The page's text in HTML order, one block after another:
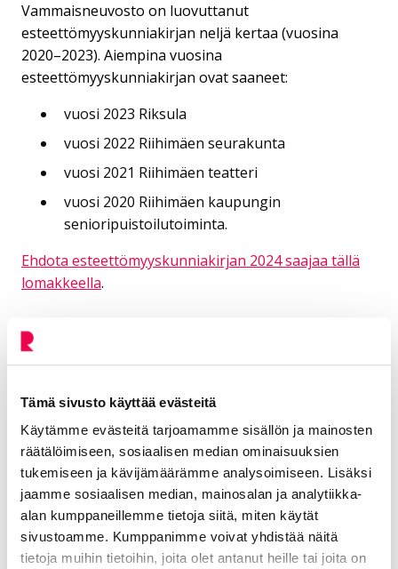
Tämä sivusto käyttää evästeitä
Käytämme evästeitä tarjoamamme sisällön ja mainosten
räätälöimiseen, sosiaalisen median ominaisuuksien
tukemiseen ja kävijämäärämme analysoimiseen. Lisäksi
jaamme sosiaalisen median, mainosalan ja analytiikka-
alan kumppaneillemme tietoja siitä, miten käytät
sivustoamme. Kumppanimme voivat yhdistää näitä
tietoja muihin tietoihin, joita olet antanut heille tai joita on
Vammaisneuvosto on luovuttanut
esteettömyyskunniakirjan neljä kertaa (vuosina
2020–2023). Aiempina vuosina
esteettömyyskunniakirjan ovat saaneet:
vuosi 2023 Riksula
vuosi 2022 Riihimäen seurakunta
vuosi 2021 Riihimäen teatteri
vuosi 2020 Riihimäen kaupungin
senioripuistoilutoiminta.
Ehdota esteettömyyskunniakirjan 2024 saajaa tällä
lomakkeella.
Lisätiedot
Konttinen Marjo-Kaisa
Hyvinvointikoordinaattori
Sivistyksen ja hyvinvoinnin toimiala
040 610 6952